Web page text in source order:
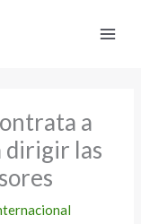
a
dirigir las